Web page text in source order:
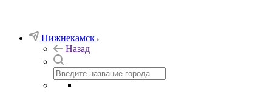
Нижнекамск
Назад